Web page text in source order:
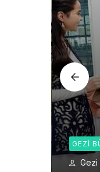
GEZI
Gezi